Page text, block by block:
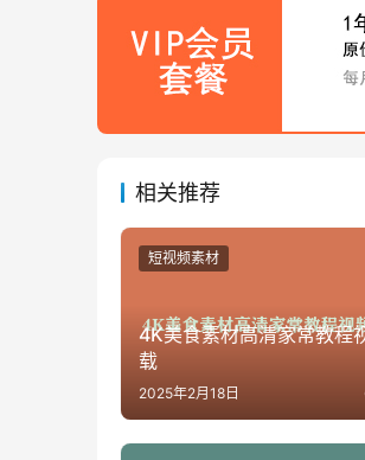
相关推荐
4K美食素材高清家常教程
载
2025年2月18日
短视频素材